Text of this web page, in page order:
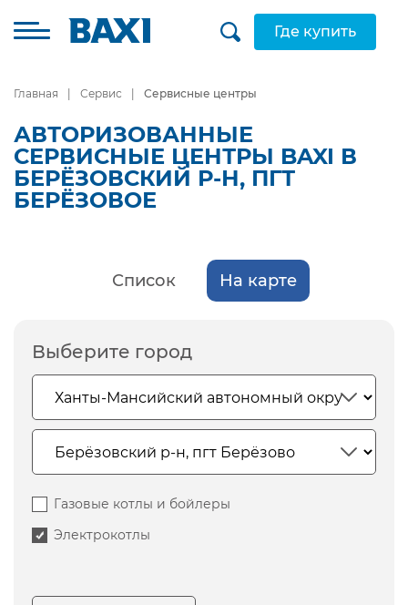
Где купить
Главная Сервис Сервисные центры
АВТОРИЗОВАННЫЕ
СЕРВИСНЫЕ ЦЕНТРЫ BAXI В
БЕРЁЗОВСКИЙ Р-Н, ПГТ
БЕРЁЗОВОЕ
Список На карте
Выберите город
Газовые котлы и бойлеры
Электрокотлы